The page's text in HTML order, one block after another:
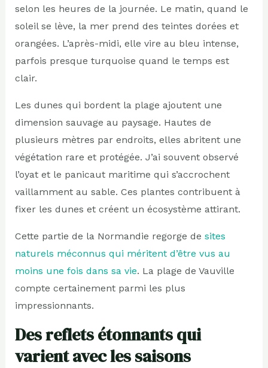
selon les heures de la journée. Le matin, quand le
soleil se lève, la mer prend des teintes dorées et
orangées. L’après-midi, elle vire au bleu intense,
parfois presque turquoise quand le temps est
clair.
Les dunes qui bordent la plage ajoutent une
dimension sauvage au paysage. Hautes de
plusieurs mètres par endroits, elles abritent une
végétation rare et protégée. J’ai souvent observé
l’oyat et le panicaut maritime qui s’accrochent
vaillamment au sable. Ces plantes contribuent à
fixer les dunes et créent un écosystème attirant.
Cette partie de la Normandie regorge de sites
naturels méconnus qui méritent d’être vus au
moins une fois dans sa vie. La plage de Vauville
compte certainement parmi les plus
impressionnants.
Des reflets étonnants qui
varient avec les saisons